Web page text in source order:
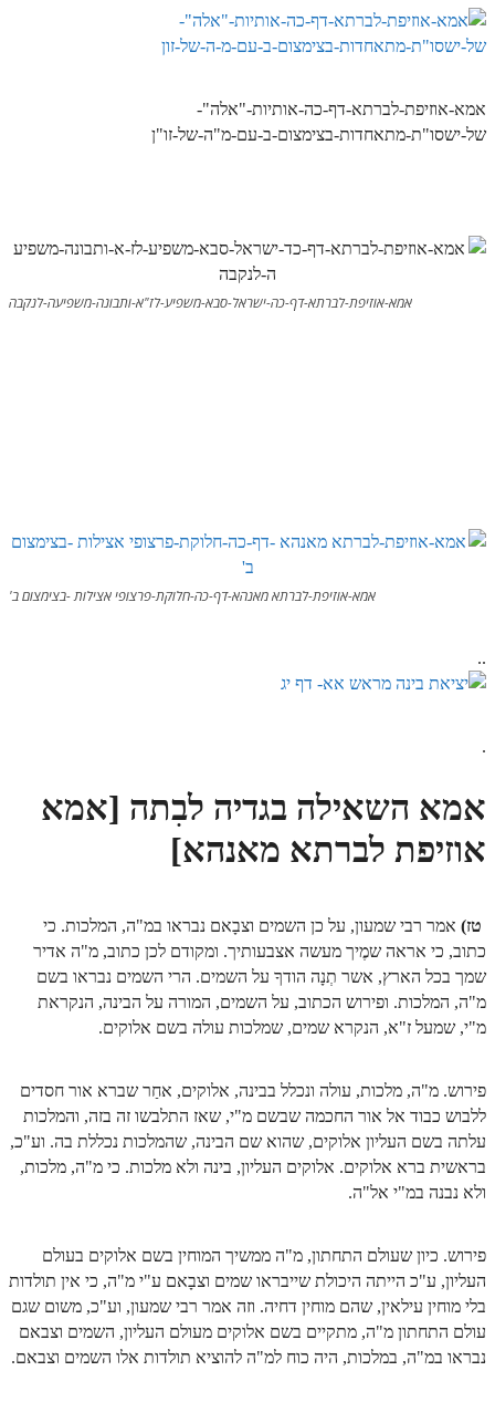
הזוהר הקדוש וארא מתחילים
הזוהר הקדוש וארא מתקדמים
הזוהר הקדוש בא מתקדמים
הזוהר הקדוש יתרו מתחילים
הזוהר הקדוש יתרו מתקדמים
הזוהר הקדוש תצווה השקפה
ספר הזוהר הקדוש כי תשא מתקדמים
ספר הזוהר הקדוש זוהר ויקרא מתקדמים
זוהר צו מתחילים
זוהר צו מתקדמים
פרשת שמיני מתקדמים
ספר הזוהר פרשת תזריע למתחילים
ספר הזוהר פרשת תזריע למתקדמים
זוהר מצורע למתקדמים
זוהר אחרי מות למתחילים
זוהר אחרי מות למתקדמים
אמא-אוזיפת-לברתא-דף-כה-אותיות-"אלה"-
של-ישסו"ת-מתאחדות-בצימצום-ב-עם-מ"ה-של-זו"ן
אמא-אוזיפת-לברתא-דף-כה-ישראל-סבא-משפיע-לז"א-ותבונה-משפיעה-לנקבה
אמא-אוזיפת-לברתא מאנהא-דף-כה-חלוקת-פרצופי אצילות -בצימצום ב'
..
.
אמא השאילה בגדיה לבִתה [אמא
אוזיפת לברתא מאנהא]
טז) אמר רבי שמעון, על כן השמים וצבָאם נבראו במ"ה, המלכות. כי
כתוב, כי אראה שמֶיך מעשה אצבעותיך. ומקודם לכן כתוב, מ"ה אדיר
שמך בכל הארץ, אשר תְנָה הודךָ על השמים. הרי השמים נבראו בשם
מ"ה, המלכות. ופירוש הכתוב, על השמים, המורה על הבינה, הנקראת
מ"י, שמעל ז"א, הנקרא שמים, שמלכות עולה בשם אלוקים.
פירוש. מ"ה, מלכות, עולה ונכלל בבינה, אלוקים, אחַר שברא אור חסדים
ללבוש כבוד אל אור החכמה שבשם מ"י, שאז התלבשו זה בזה, והמלכות
עלתה בשם העליון אלוקים, שהוא שם הבינה, שהמלכות נכללת בה. וע"כ,
בראשית ברא אלוקים. אלוקים העליון, בינה ולא מלכות. כי מ"ה, מלכות,
ולא נבנה במ"י אל"ה.
פירוש. כיון שעולם התחתון, מ"ה ממשיך המוחין בשם אלוקים בעולם
העליון, ע"כ הייתה היכולת שייבראו שמים וצבָאם ע"י מ"ה, כי אין תולדות
בלי מוחין עילאין, שהם מוחין דחיה. וזה אמר רבי שמעון, וע"כ, משום שגם
עולם התחתון מ"ה, מתקיים בשם אלוקים מעולם העליון, השמים וצבאם
נבראו במ"ה, במלכות, היה כוח למ"ה להוציא תולדות אלו השמים וצבאם.